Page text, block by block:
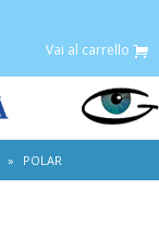
Vai al carrello
» POLAR